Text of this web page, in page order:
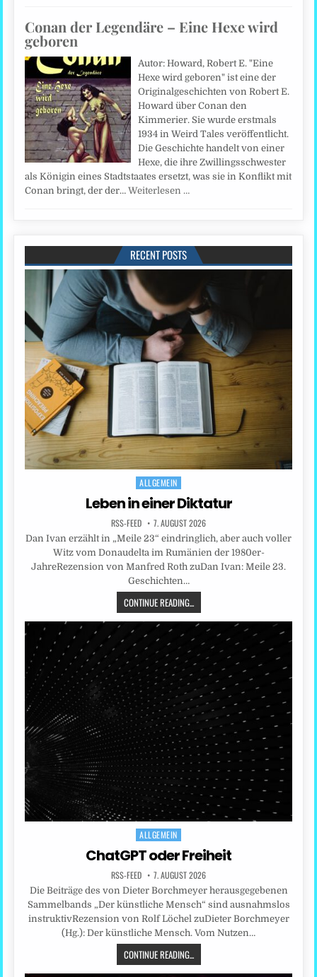
Conan der Legendäre – Eine Hexe wird
geboren
Autor: Howard, Robert E. "Eine
Hexe wird geboren" ist eine der
Originalgeschichten von Robert E.
Howard über Conan den
Kimmerier. Sie wurde erstmals
1934 in Weird Tales veröffentlicht.
Die Geschichte handelt von einer
Hexe, die ihre Zwillingsschwester
als Königin eines Stadtstaates ersetzt, was sie in Konflikt mit
Conan bringt, der der…Weiterlesen …
RECENT POSTS
Posted
ALLGEMEIN
Leben in einer Diktatur
RSS-FEED 7. AUGUST 2026
Dan Ivan erzählt in „Meile 23“ eindringlich, aber auch voller
Witz vom Donaudelta im Rumänien der 1980er-
JahreRezension von Manfred Roth zuDan Ivan: Meile 23.
Geschichten…
CONTINUE READING...
Posted
in
ALLGEMEIN
ChatGPT oder Freiheit
RSS-FEED 7. AUGUST 2026
Die Beiträge des von Dieter Borchmeyer herausgegebenen
Sammelbands „Der künstliche Mensch“ sind ausnahmslos
instruktivRezension von Rolf Löchel zuDieter Borchmeyer
(Hg.): Der künstliche Mensch. Vom Nutzen…
CONTINUE READING...